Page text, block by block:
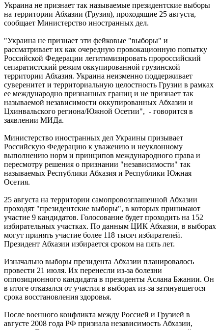
Украина не признает так называемые президентские выборы
на территории Абхазии (Грузия), проходящие 25 августа,
сообщает Министерство иностранных дел.
"Украина не признает эти фейковые "выборы" и
рассматривает их как очередную провокационную попытку
Российской Федерации легитимизировать пророссийский
сепаратистский режим оккупированной грузинской
территории Абхазия. Украина неизменно поддерживает
суверенитет и территориальную целостность Грузии в рамках
ее международно признанных границ и не признает так
называемой независимости оккупированных Абхазии и
Цхинвальского региона/Южной Осетии", - говорится в
заявлении МИДа.
Министерство иностранных дел Украины призывает
Российскую Федерацию к уважению и неуклонному
выполнению норм и принципов международного права и
пересмотру решения о признании "независимости" так
называемых Республики Абхазия и Республики Южная
Осетия.
25 августа на территории самопровозглашенной Абхазии
проходят "президентские выборы", в которых принимают
участие 9 кандидатов. Голосование будет проходить на 152
избирательных участках. По данным ЦИК Абхазии, в выборах
могут принять участие более 118 тысяч избирателей.
Президент Абхазии избирается сроком на пять лет.
Изначально выборы президента Абхазии планировалось
провести 21 июля. Их перенесли из-за болезни
оппозиционного кандидата в президенты Аслана Бжании. Он
в итоге отказался от участия в выборах из-за затянувшегося
срока восстановления здоровья.
После военного конфликта между Россией и Грузией в
августе 2008 года РФ признала независимость Абхазии,